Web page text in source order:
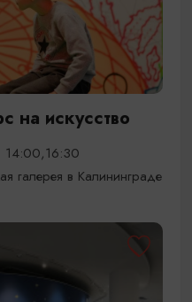
на искусство
галерея в Калининграде